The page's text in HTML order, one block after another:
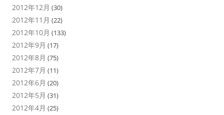
2012年12月 (30)
2012年11月 (22)
2012年10月 (133)
2012年9月 (17)
2012年8月 (75)
2012年7月 (11)
2012年6月 (20)
2012年5月 (31)
2012年4月 (25)